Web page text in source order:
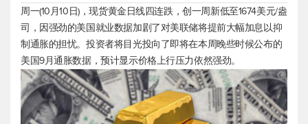
周一(10月10日)，现货黄金日线四连跌，创一周新低至1674美元/盎
司，因强劲的美国就业数据加剧了对美联储将提前大幅加息以抑
制通胀的担忧。投资者将目光投向了即将在本周晚些时候公布的
美国9月通胀数据，预计显示价格上行压力依然强劲。